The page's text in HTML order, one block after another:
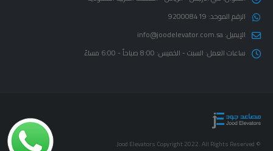
الرقم الموحد: 920008419
الإيميل:info@joodelevator.com.sa
ساعات العمل: السبت - الخميس: 8:00 صباحاً - 6:00 مساءً
© Jood Elevators Copyright 2022. All Rights Reserved.